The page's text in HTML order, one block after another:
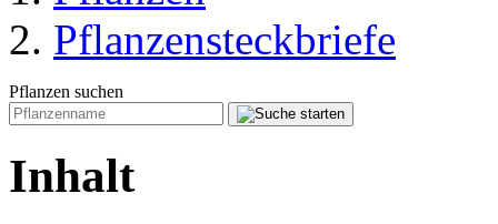
Pflanzensteckbriefe
Pflanzen suchen
Inhalt